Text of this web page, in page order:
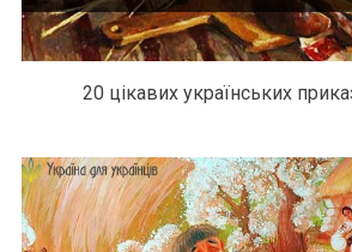
20 цікавих українських